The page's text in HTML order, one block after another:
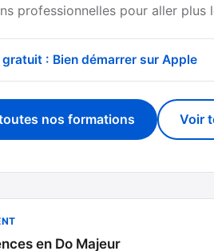
professionnelles pour aller plus
: Bien démarrer sur Apple
nos formations Voir
en Do Majeur